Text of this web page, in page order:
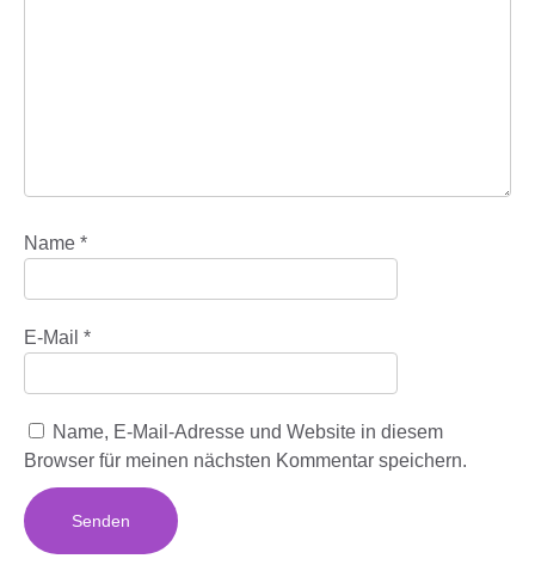
Name *
E-Mail *
Name, E-Mail-Adresse und Website in diesem
Browser für meinen nächsten Kommentar speichern.